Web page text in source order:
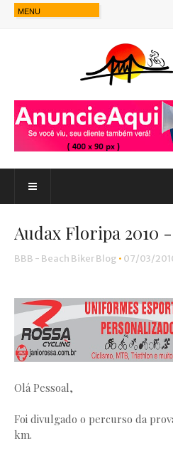
Audax Floripa 2010
BBB - Beach Biker Blog • 07/03/
Olá Pessoal,
Foi divulgado o percurso da
km.